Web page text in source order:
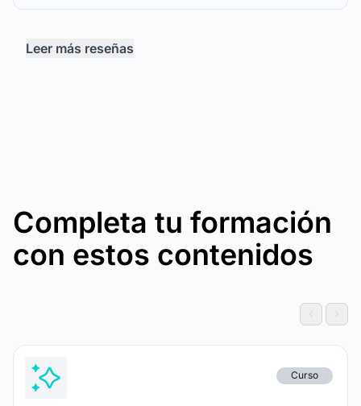
Leer más reseñas
Completa tu formación
con estos contenidos
Curso